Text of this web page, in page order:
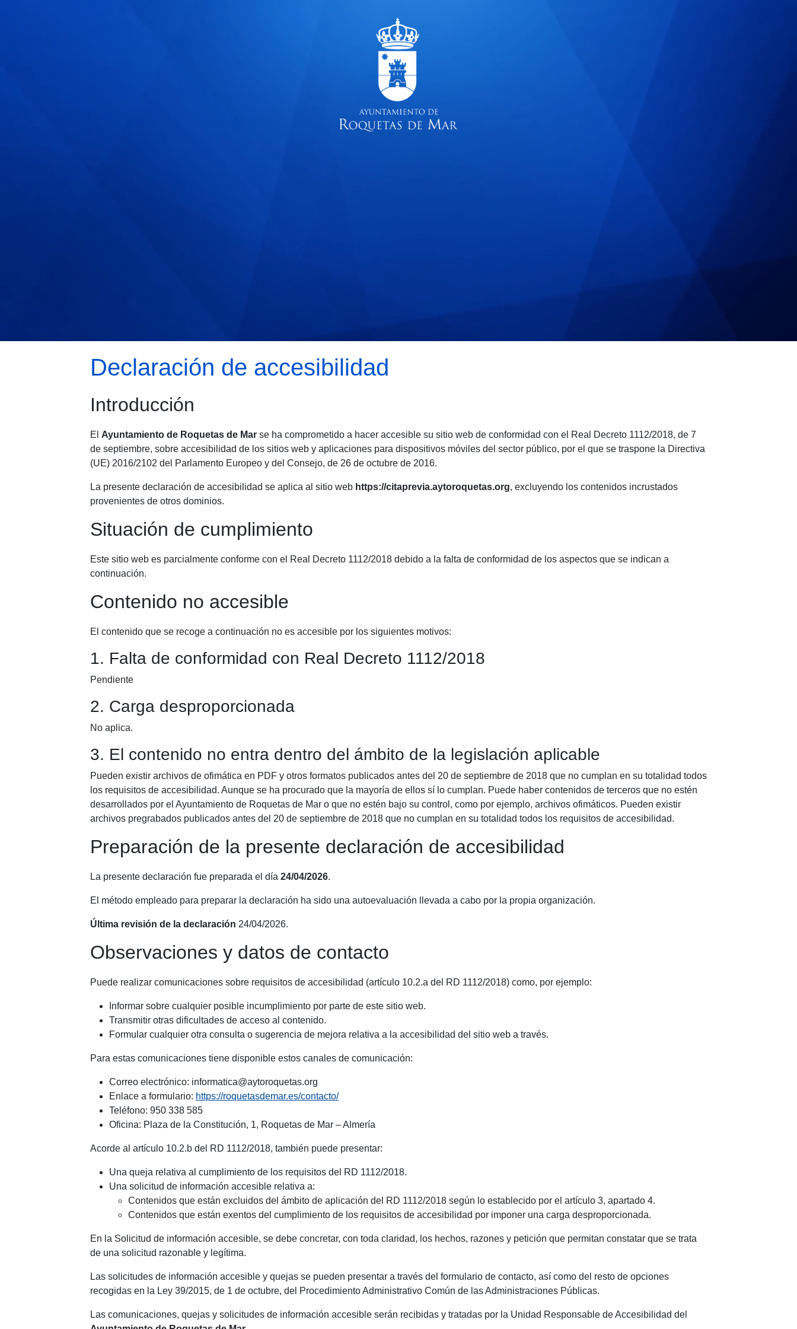
Declaración de accesibilidad
Introducción
El Ayuntamiento de Roquetas de Mar se ha comprometido a hacer accesible su sitio web de conformidad con el Real Decreto 1112/2018, de 7
de septiembre, sobre accesibilidad de los sitios web y aplicaciones para dispositivos móviles del sector público, por el que se traspone la Directiva
(UE) 2016/2102 del Parlamento Europeo y del Consejo, de 26 de octubre de 2016.
La presente declaración de accesibilidad se aplica al sitio web https://citaprevia.aytoroquetas.org, excluyendo los contenidos incrustados
provenientes de otros dominios.
Situación de cumplimiento
Este sitio web es parcialmente conforme con el Real Decreto 1112/2018 debido a la falta de conformidad de los aspectos que se indican a
continuación.
Contenido no accesible
El contenido que se recoge a continuación no es accesible por los siguientes motivos:
1. Falta de conformidad con Real Decreto 1112/2018
Pendiente
2. Carga desproporcionada
No aplica.
3. El contenido no entra dentro del ámbito de la legislación aplicable
Pueden existir archivos de ofimática en PDF y otros formatos publicados antes del 20 de septiembre de 2018 que no cumplan en su totalidad todos
los requisitos de accesibilidad. Aunque se ha procurado que la mayoría de ellos sí lo cumplan. Puede haber contenidos de terceros que no estén
desarrollados por el Ayuntamiento de Roquetas de Mar o que no estén bajo su control, como por ejemplo, archivos ofimáticos. Pueden existir
archivos pregrabados publicados antes del 20 de septiembre de 2018 que no cumplan en su totalidad todos los requisitos de accesibilidad.
Preparación de la presente declaración de accesibilidad
La presente declaración fue preparada el día 24/04/2026.
El método empleado para preparar la declaración ha sido una autoevaluación llevada a cabo por la propia organización.
Última revisión de la declaración 24/04/2026.
Observaciones y datos de contacto
Puede realizar comunicaciones sobre requisitos de accesibilidad (artículo 10.2.a del RD 1112/2018) como, por ejemplo:
Informar sobre cualquier posible incumplimiento por parte de este sitio web.
Transmitir otras dificultades de acceso al contenido.
Formular cualquier otra consulta o sugerencia de mejora relativa a la accesibilidad del sitio web a través.
Para estas comunicaciones tiene disponible estos canales de comunicación:
Correo electrónico: informatica@aytoroquetas.org
Enlace a formulario: https://roquetasdemar.es/contacto/
Teléfono: 950 338 585
Oficina: Plaza de la Constitución, 1, Roquetas de Mar – Almería
Acorde al artículo 10.2.b del RD 1112/2018, también puede presentar:
Una queja relativa al cumplimiento de los requisitos del RD 1112/2018.
Una solicitud de información accesible relativa a:
Contenidos que están excluidos del ámbito de aplicación del RD 1112/2018 según lo establecido por el artículo 3, apartado 4.
Contenidos que están exentos del cumplimiento de los requisitos de accesibilidad por imponer una carga desproporcionada.
En la Solicitud de información accesible, se debe concretar, con toda claridad, los hechos, razones y petición que permitan constatar que se trata
de una solicitud razonable y legítima.
Las solicitudes de información accesible y quejas se pueden presentar a través del formulario de contacto, así como del resto de opciones
recogidas en la Ley 39/2015, de 1 de octubre, del Procedimiento Administrativo Común de las Administraciones Públicas.
Las comunicaciones, quejas y solicitudes de información accesible serán recibidas y tratadas por la Unidad Responsable de Accesibilidad del